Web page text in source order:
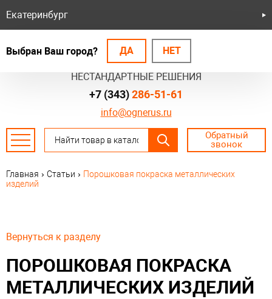
БЕЗОПАСНЫЕ СИСТЕМЫ
НЕСТАНДАРТНЫЕ РЕШЕНИЯ
Екатеринбург
Выбран Ваш город? ДА НЕТ
info@ognerus.ru
+7 (343)286-51-61
Обратный
звонок
Главная › Статьи › Порошковая покраска металлических
изделий
Вернуться к разделу
ПОРОШКОВАЯ ПОКРАСКА
МЕТАЛЛИЧЕСКИХ ИЗДЕЛИЙ